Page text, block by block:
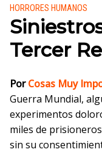
Publicado en:
HORRORES HUMANOS
Tercer
PorCosas Muy
Guerra Mundial,
experimentos
miles de
sin su